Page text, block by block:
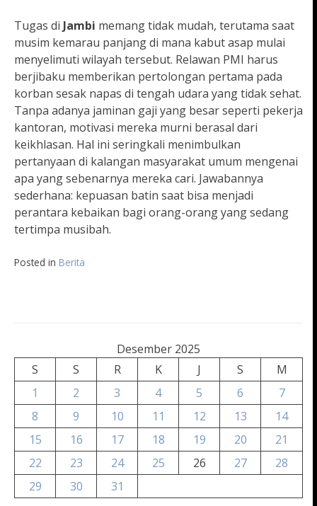
Tugas di Jambi memang tidak mudah, terutama saat
musim kemarau panjang di mana kabut asap mulai
menyelimuti wilayah tersebut. Relawan PMI harus
berjibaku memberikan pertolongan pertama pada
korban sesak napas di tengah udara yang tidak sehat.
Tanpa adanya jaminan gaji yang besar seperti pekerja
kantoran, motivasi mereka murni berasal dari
keikhlasan. Hal ini seringkali menimbulkan
pertanyaan di kalangan masyarakat umum mengenai
apa yang sebenarnya mereka cari. Jawabannya
sederhana: kepuasan batin saat bisa menjadi
perantara kebaikan bagi orang-orang yang sedang
tertimpa musibah.
Posted in Berita
Desember 2025
S
S R K J S
M
1
2 3 4 5 6
7
8
9 10 11 12 13
14
15
16 17 18 19 20
21
22
23 24 25 26 27
28
29
30 31